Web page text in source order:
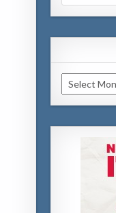
for:
Archivo